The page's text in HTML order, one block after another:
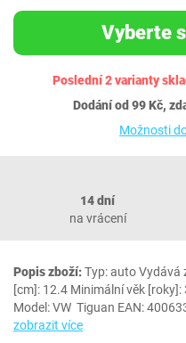
Vyberte
Poslední 2 varianty
Dodání od 99 Kč,
Možnosti
14 dní
na vrácení
Popis zboží:Typ: auto Vydává
[cm]: 12.4 Minimální věk
Model: VW Tiguan EAN:
zobrazit více